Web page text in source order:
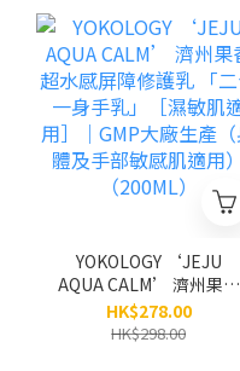
YOKOLOGY ‘JEJU
AQUA CALM’ 濟州果香
超水感屏障修護乳 「二
合一身手乳」［濕敏肌適
HK$278.00
HK$298.00